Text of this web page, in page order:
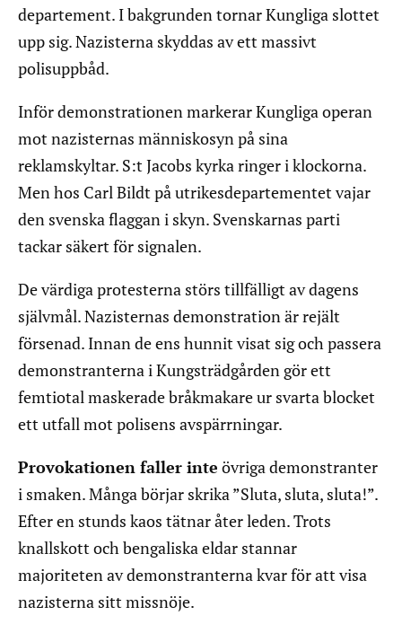
departement. I bakgrunden tornar Kungliga slottet
upp sig. Nazisterna skyddas av ett massivt
polisuppbåd.
Inför demonstrationen markerar Kungliga operan
mot nazisternas människosyn på sina
reklamskyltar. S:t Jacobs kyrka ringer i klockorna.
Men hos Carl Bildt på utrikesdepartementet vajar
den svenska flaggan i skyn. Svenskarnas parti
tackar säkert för signalen.
De värdiga protesterna störs tillfälligt av dagens
självmål. Nazisternas demonstration är rejält
försenad. Innan de ens hunnit visat sig och passera
demonstranterna i Kungsträdgården gör ett
femtiotal maskerade bråkmakare ur svarta blocket
ett utfall mot polisens avspärrningar.
Provokationen faller inte övriga demonstranter
i smaken. Många börjar skrika ”Sluta, sluta, sluta!”.
Efter en stunds kaos tätnar åter leden. Trots
knallskott och bengaliska eldar stannar
majoriteten av demonstranterna kvar för att visa
nazisterna sitt missnöje.